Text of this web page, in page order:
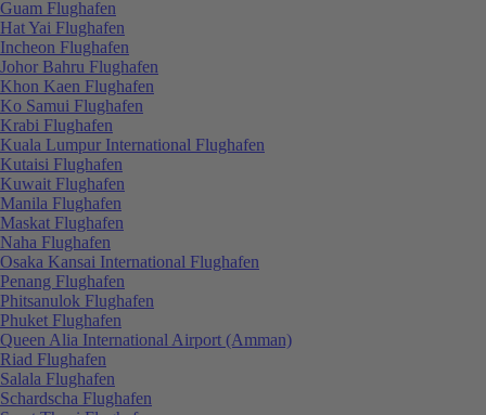
Guam Flughafen
Hat Yai Flughafen
Incheon Flughafen
Johor Bahru Flughafen
Khon Kaen Flughafen
Ko Samui Flughafen
Krabi Flughafen
Kuala Lumpur International Flughafen
Kutaisi Flughafen
Kuwait Flughafen
Manila Flughafen
Maskat Flughafen
Naha Flughafen
Osaka Kansai International Flughafen
Penang Flughafen
Phitsanulok Flughafen
Phuket Flughafen
Queen Alia International Airport (Amman)
Riad Flughafen
Salala Flughafen
Schardscha Flughafen